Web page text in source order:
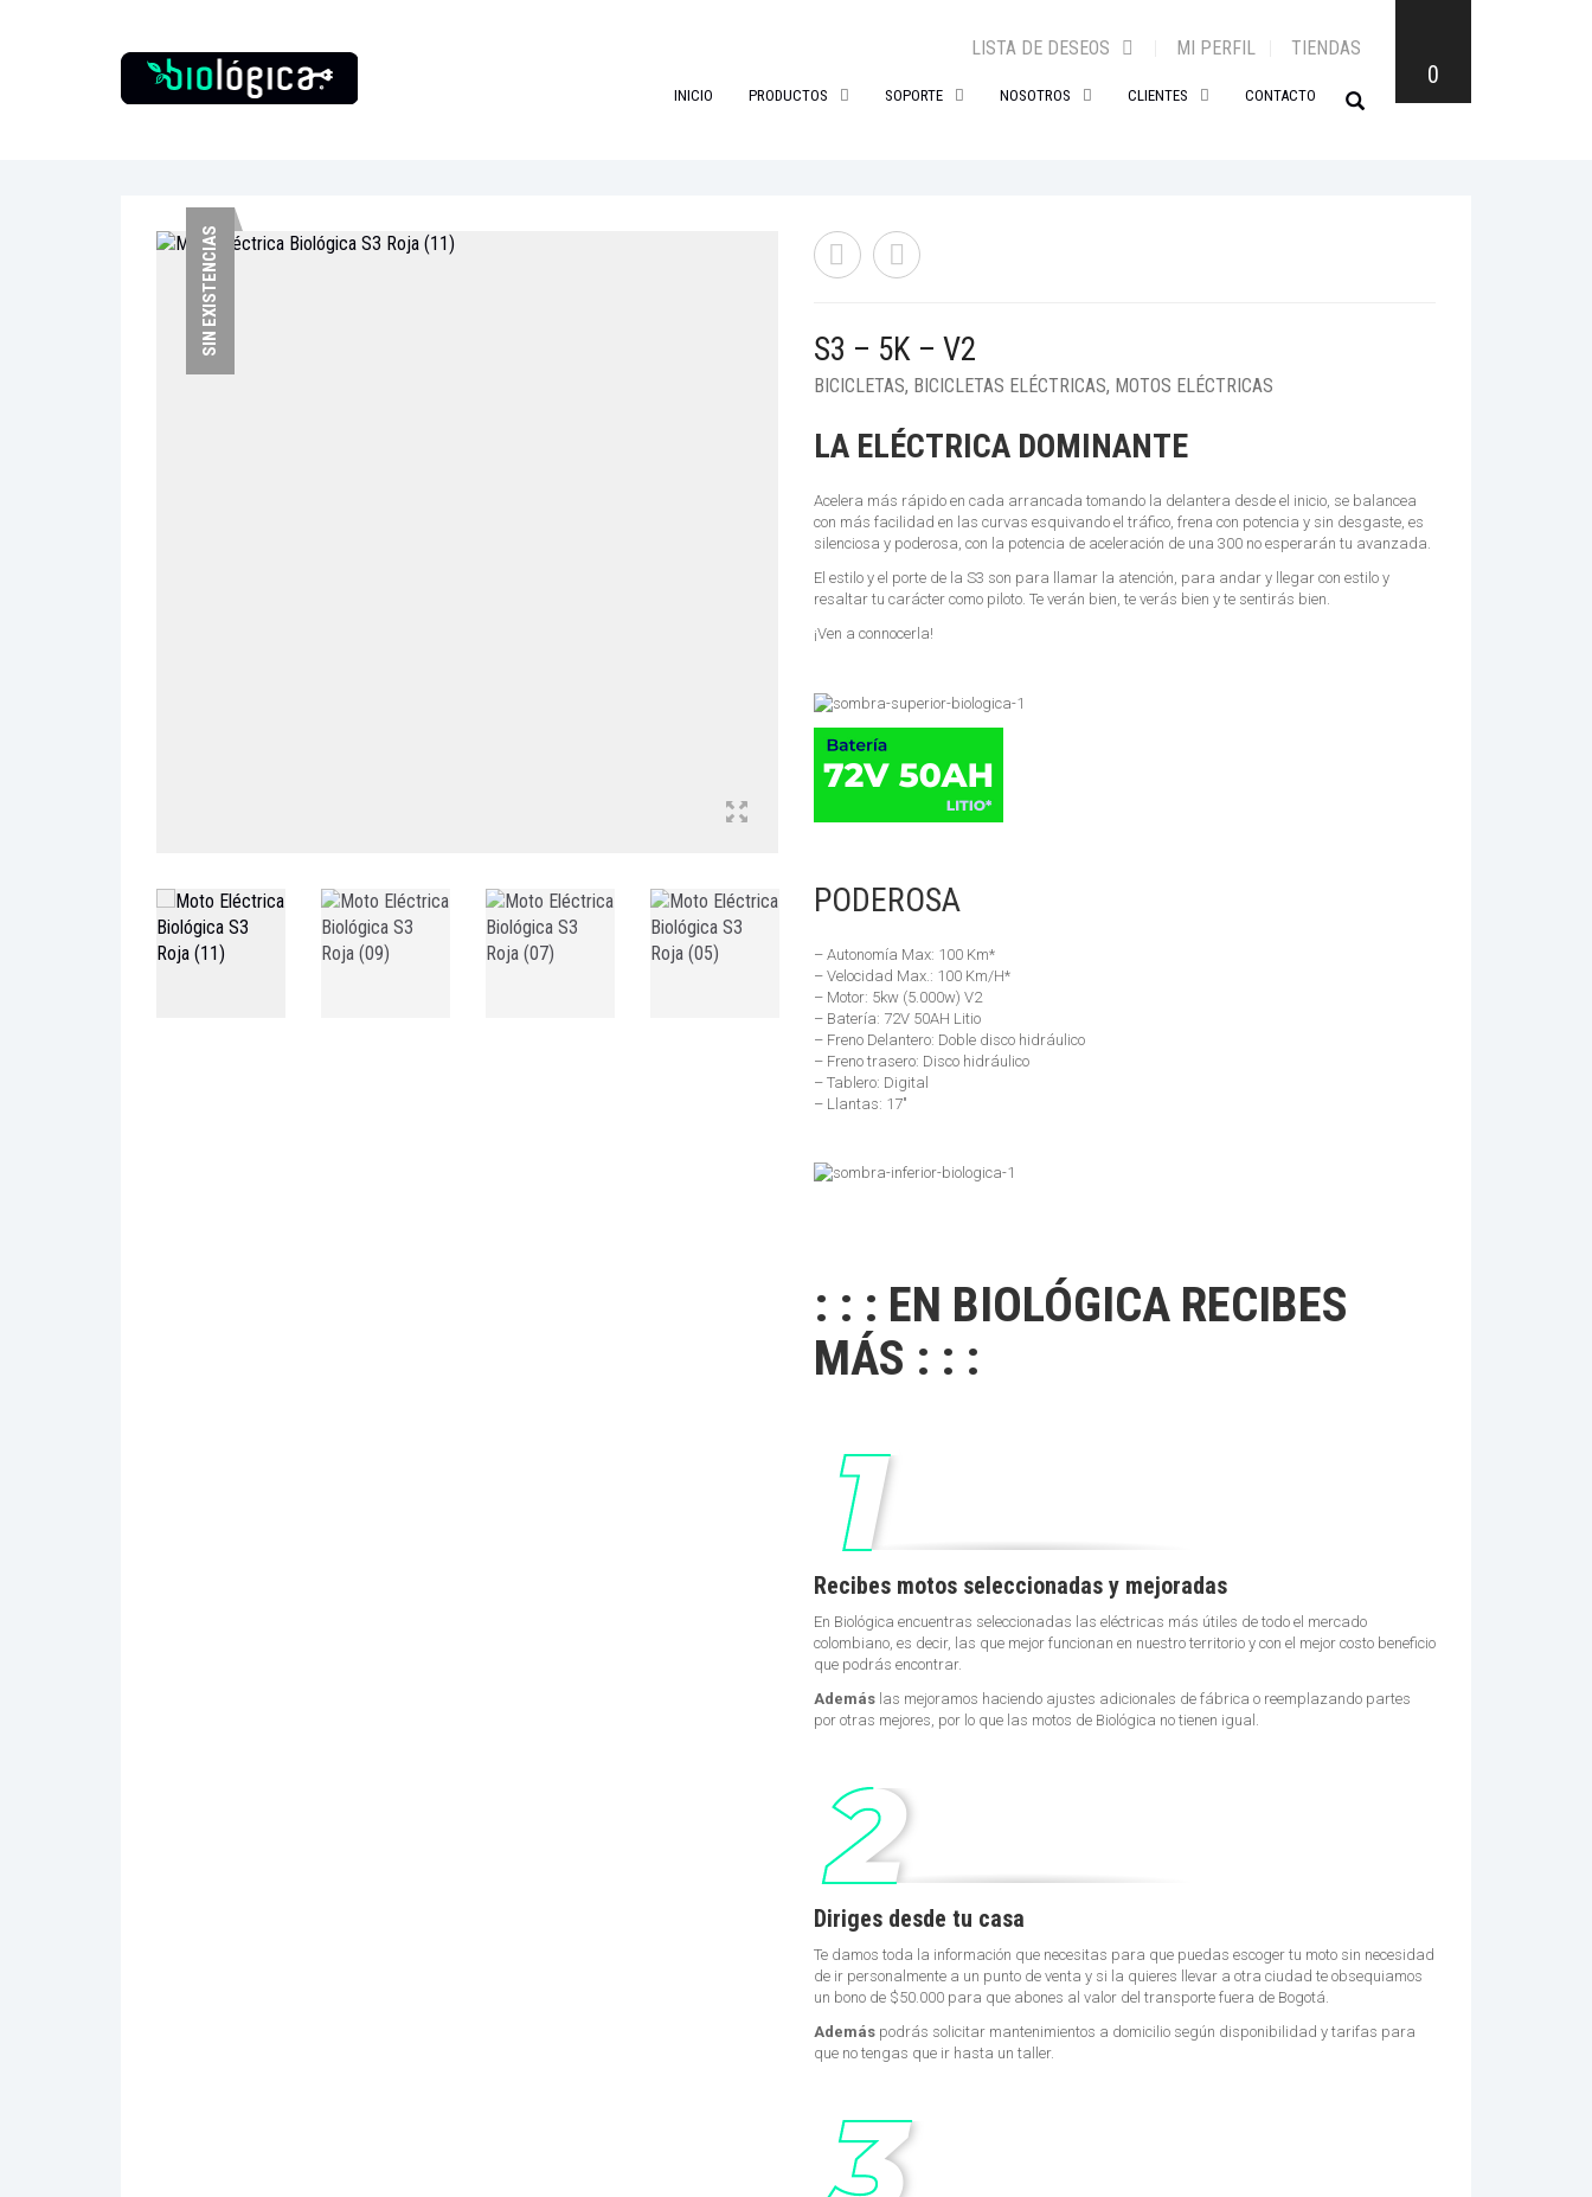
LISTA DE DESEOS MI PERFIL TIENDAS
INICIO PRODUCTOS SOPORTE NOSOTROS CLIENTES CONTACTO
0
SIN EXISTENCIAS S3 – 5K – V2
BICICLETAS, BICICLETAS ELÉCTRICAS, MOTOS ELÉCTRICAS
LA ELÉCTRICA DOMINANTE
Acelera más rápido en cada arrancada tomando la delantera desde el inicio, se balancea
con más facilidad en las curvas esquivando el tráfico, frena con potencia y sin desgaste, es
silenciosa y poderosa, con la potencia de aceleración de una 300 no esperarán tu avanzada.
El estilo y el porte de la S3 son para llamar la atención, para andar y llegar con estilo y
resaltar tu carácter como piloto. Te verán bien, te verás bien y te sentirás bien.
¡Ven a connocerla!
PODEROSA
– Autonomía Max: 100 Km*
– Velocidad Max.: 100 Km/H*
– Motor: 5kw (5.000w) V2
– Batería: 72V 50AH Litio
– Freno Delantero: Doble disco hidráulico
– Freno trasero: Disco hidráulico
– Tablero: Digital
– Llantas: 17″
: : : EN BIOLÓGICA RECIBES
MÁS : : :
Recibes motos seleccionadas y mejoradas
En Biológica encuentras seleccionadas las eléctricas más útiles de todo el mercado
colombiano, es decir, las que mejor funcionan en nuestro territorio y con el mejor costo beneficio
que podrás encontrar.
Además las mejoramos haciendo ajustes adicionales de fábrica o reemplazando partes
por otras mejores, por lo que las motos de Biológica no tienen igual.
Diriges desde tu casa
Te damos toda la información que necesitas para que puedas escoger tu moto sin necesidad
de ir personalmente a un punto de venta y si la quieres llevar a otra ciudad te obsequiamos
un bono de $50.000 para que abones al valor del transporte fuera de Bogotá.
Además podrás solicitar mantenimientos a domicilio según disponibilidad y tarifas para
que no tengas que ir hasta un taller.